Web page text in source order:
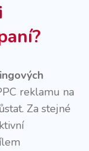
reklamu na
Za stejné